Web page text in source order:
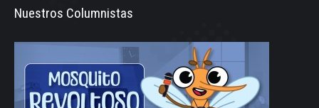
Nuestros Columnistas